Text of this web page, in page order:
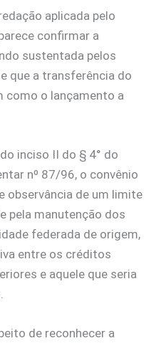
aplicada pelo
confirmar a
sustentada pelos
que a transferência do
como o lançamento a
inciso II do § 4° do
nº 87/96, o convênio
observância de um limite
pela manutenção dos
federada de origem,
entre os créditos
e aquele que seria
de reconhecer a